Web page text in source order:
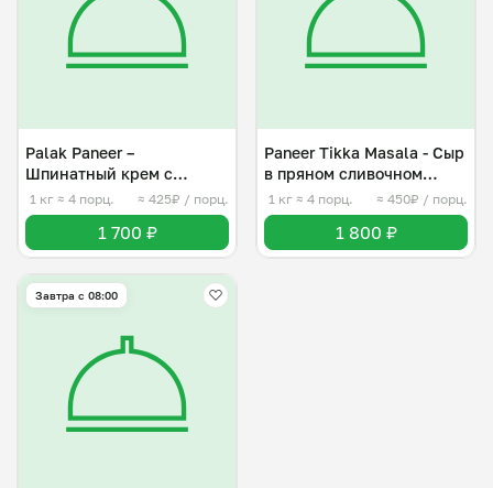
Palak Paneer –
Шпинатный крем с
кусочками сыра
1 кг ≈ 4 порц. ≈ 425₽ / порц.
1 700 ₽
Paneer Tikka Masala - Сыр
в пряном сливочном
соусе
1 кг ≈ 4 порц. ≈ 450₽ / порц.
1 800 ₽
Завтра c 08:00